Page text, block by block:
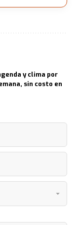
y clima por
sin costo en